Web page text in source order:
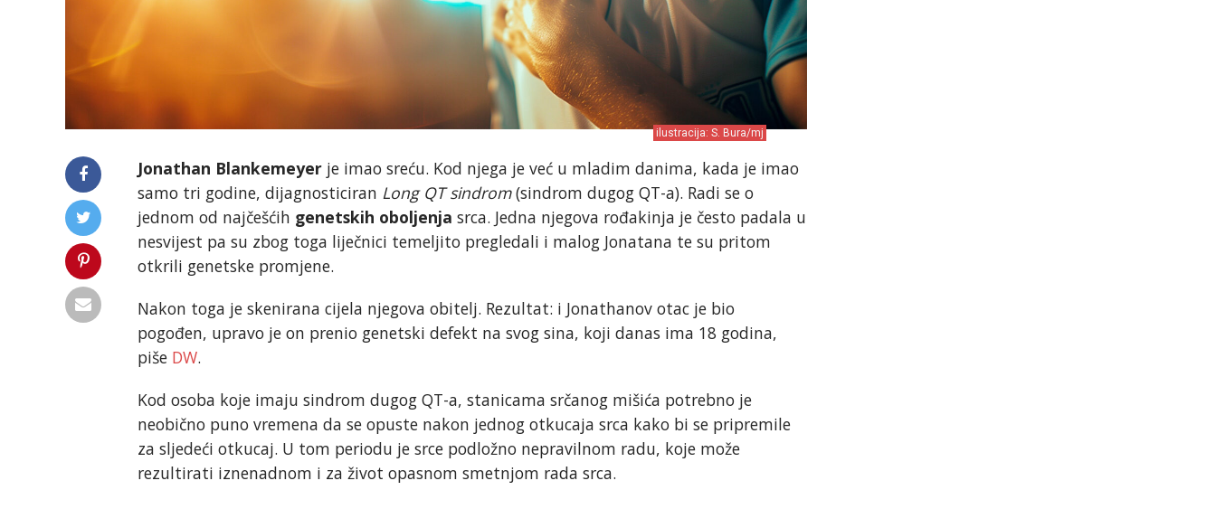
ilustracija: S. Bura/mj
Jonathan Blankemeyer je imao sreću. Kod njega je već u mladim danima, kada je imao
samo tri godine, dijagnosticiran Long QT sindrom(sindrom dugog QT-a). Radi se o
jednom od najčešćih genetskih oboljenja srca. Jedna njegova rođakinja je često padala u
nesvijest pa su zbog toga liječnici temeljito pregledali i malog Jonatana te su pritom
otkrili genetske promjene.
Nakon toga je skenirana cijela njegova obitelj. Rezultat: i Jonathanov otac je bio
pogođen, upravo je on prenio genetski defekt na svog sina, koji danas ima 18 godina,
piše DW.
Kod osoba koje imaju sindrom dugog QT-a, stanicama srčanog mišića potrebno je
neobično puno vremena da se opuste nakon jednog otkucaja srca kako bi se pripremile
za sljedeći otkucaj. U tom periodu je srce podložno nepravilnom radu, koje može
rezultirati iznenadnom i za život opasnom smetnjom rada srca.